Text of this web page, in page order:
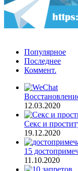
Популярное
Последнее
Коммент.
12.03.2020
Секс и
19.12.2020
15
11.10.2020